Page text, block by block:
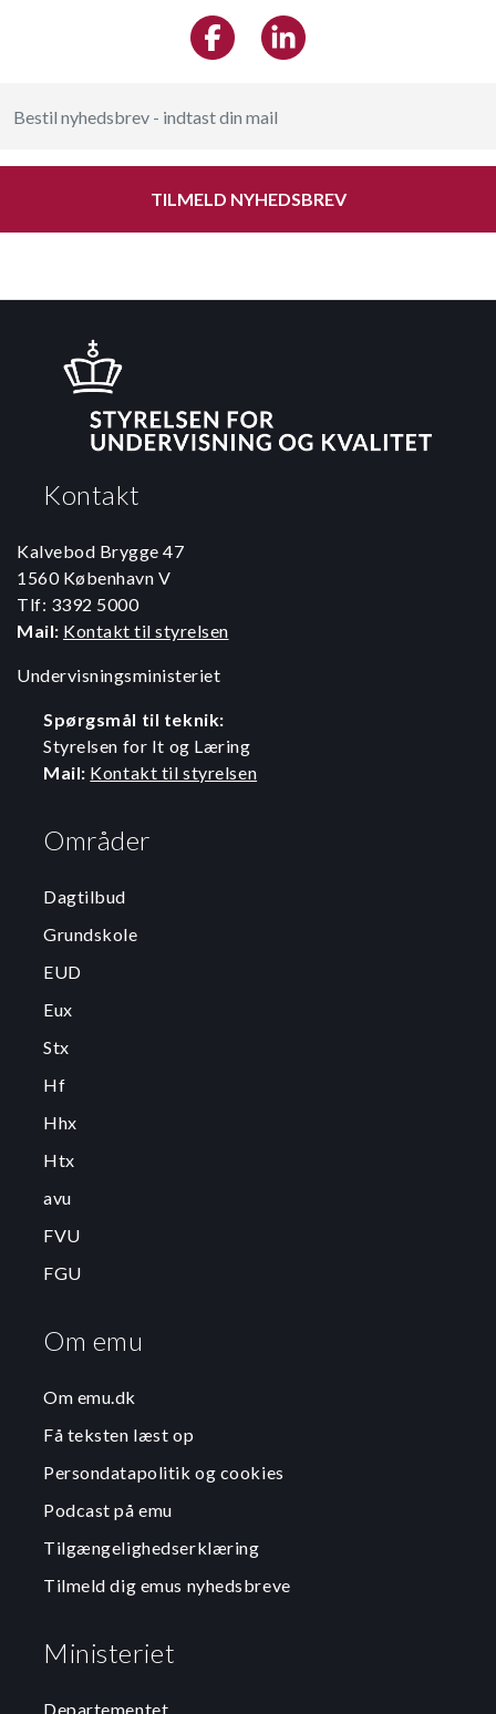
TILMELD NYHEDSBREV
Kontakt
Kalvebod Brygge 47
1560 København V
Tlf: 3392 5000
Mail: Kontakt til styrelsen
Undervisningsministeriet
Spørgsmål til teknik:
Styrelsen for It og Læring
Mail: Kontakt til styrelsen
Områder
Dagtilbud
Grundskole
EUD
Eux
Stx
Hf
Hhx
Htx
avu
FVU
FGU
Om emu
Om emu.dk
Få teksten læst op
Persondatapolitik og cookies
Podcast på emu
Tilgængelighedserklæring
Tilmeld dig emus nyhedsbreve
Ministeriet
Departementet